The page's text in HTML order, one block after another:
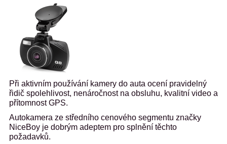
Při aktivním používání kamery do auta ocení pravidelný
řidič spolehlivost, nenáročnost na obsluhu, kvalitní video a
přítomnost GPS.
Autokamera ze středního cenového segmentu značky
NiceBoy je dobrým adeptem pro splnění těchto
požadavků.